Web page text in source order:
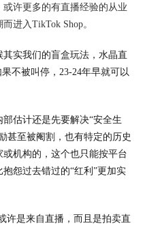
许更多的有直播经验的从业
进入TikTok Shop。
实我们的盲盒玩法，水晶直
不被叫停，23-24年早就可以
估计还是先要解决“安全生
甚至被阉割，也有特定的历史
机构的，这个也只能按平台
怨过去错过的“红利”更加实
许是来自直播，而且是拍卖直